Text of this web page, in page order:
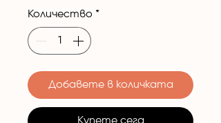
Количество *
Добавете в количката